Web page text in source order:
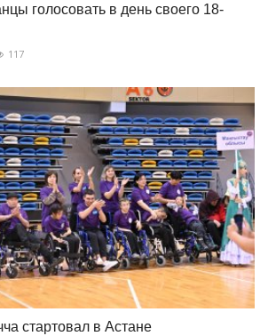
голосовать в день своего 18-
117
стартовал в Астане